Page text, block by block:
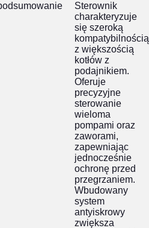
Sterownik
charakteryzuje
się szeroką
kompatybilnością
z większością
kotłów z
podajnikiem.
Oferuje
precyzyjne
sterowanie
wieloma
pompami oraz
zaworami,
zapewniając
jednocześnie
ochronę przed
przegrzaniem.
Wbudowany
system
antyiskrowy
zwiększa